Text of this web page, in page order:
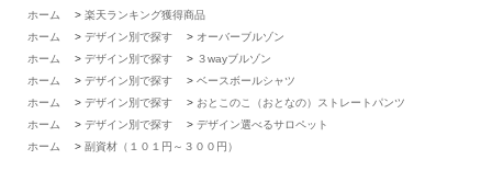
ホーム
> 楽天ランキング獲得商品
ホーム
> デザイン別で探す > オーバーブルゾン
ホーム
> デザイン別で探す > ３wayブルゾン
ホーム
> デザイン別で探す > ベースボールシャツ
ホーム
> デザイン別で探す > おとこのこ（おとなの）ストレートパンツ
ホーム
> デザイン別で探す > デザイン選べるサロペット
ホーム
> 副資材（１０１円～３００円）